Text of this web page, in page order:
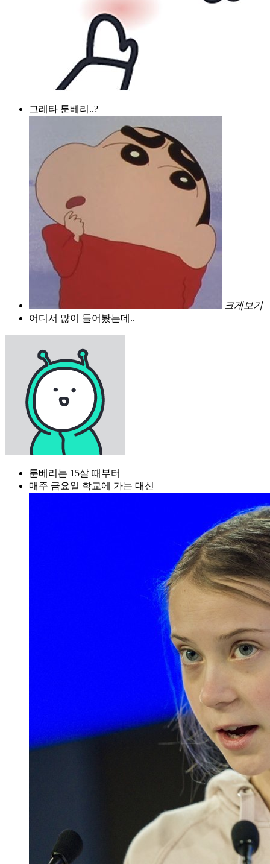
그레타 툰베리..?
크게보기
어디서 많이 들어봤는데..
툰베리는 15살 때부터
매주 금요일 학교에 가는 대신